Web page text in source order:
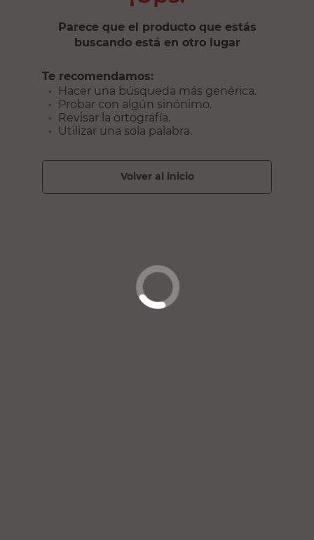
Parece que el producto que estás
buscando está en otro lugar
Te recomendamos:
Hacer una búsqueda más genérica.
Probar con algún sinónimo.
Revisar la ortografía.
Utilizar una sola palabra.
volver al inicio